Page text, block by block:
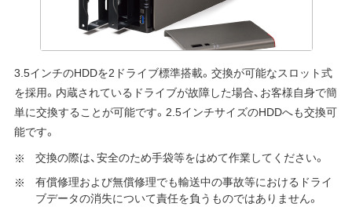
3.5インチのHDDを2ドライブ標準搭載。交換が可能なスロット式
を採用。内蔵されているドライブが故障した場合、お客様自身で簡
単に交換することが可能です。2.5インチサイズのHDDへも交換可
能です。
交換の際は、安全のため手袋等をはめて作業してください。
有償修理および無償修理でも輸送中の事故等におけるドライ
ブデータの消失について責任を負うものではありません。